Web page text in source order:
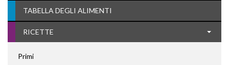
TABELLA DEGLI ALIMENTI
RICETTE
Primi